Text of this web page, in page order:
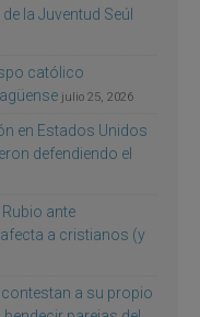
la Juventud Seúl
católico
julio 25, 2026
en Estados Unidos
defendiendo el
ante
a cristianos (y
a su propio